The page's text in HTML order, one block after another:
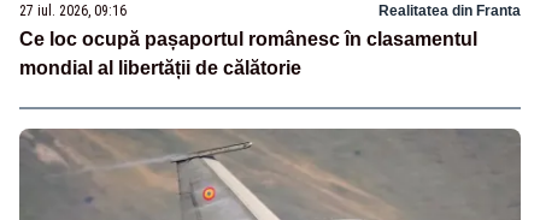
27 iul. 2026, 09:16 Realitatea din Franta
Ce loc ocupă pașaportul românesc în clasamentul
mondial al libertății de călătorie